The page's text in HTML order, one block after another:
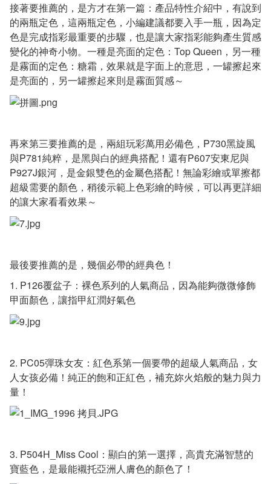
接著要推薦的，是方才在第一篇：產品特性介紹中，有說到
的兩瓶定色，這兩瓶定色，小編建議都要入手一瓶，因為定
色是完成指彩最重要的步驟，也是讓大家指彩能夠產生質感
變化的神奇小物。一種是亮面的定色：Top Queen，另一種
是霧面的定色：糖霜，效果就是字面上的意思，一罐擦起來
是亮面的，另一罐擦起來則是霧面質感～
再來第三要推薦的是，兩組玩彩萬用必備色，P730黑旋風
與P781純粹，是黑與白的經典搭配！還有P607安東尼與
P927J銀河，是金銀雙色的金屬色搭配！無論彩繪或單擦都
超級需要的顏色，稍後示範上色彩繪的時候，可以再更詳細
的讓大家看看效果～
最後要推薦的是，幾個必帶的經典色！
1. P126覆盆子：裸色系列的人氣商品，因為能夠微微修飾
甲面顏色，讓指甲紅潤好氣色
2. PC05彈珠女友：紅色系第一個要帶的超級人氣商品，女
人女孩必備！純正的飽和正紅色，補充妳火焰般的魅力與力
量！
3. P504H_Miss Cool：顯白的第一選擇，高貴充滿智慧的
寶藍色，是最能襯托亞洲人膚色的顏色了！